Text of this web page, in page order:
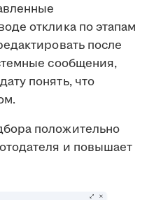
отклика по этапам
после
сообщения,
понять, что
положительно
и повышает